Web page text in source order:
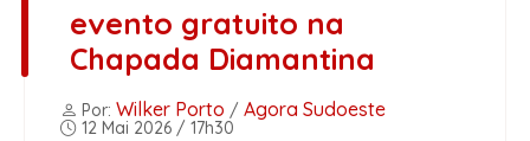
evento gratuito na
Chapada Diamantina
Por: Wilker Porto / Agora Sudoeste
12 Mai 2026 / 17h30